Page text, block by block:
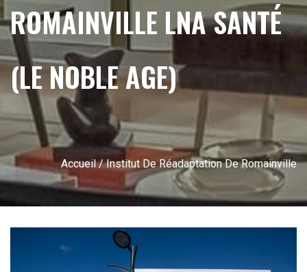
ROMAINVILLE LNA SANTÉ
(LE NOBLE AGE)
Accueil/ Institut De Réadaptation De Romainville